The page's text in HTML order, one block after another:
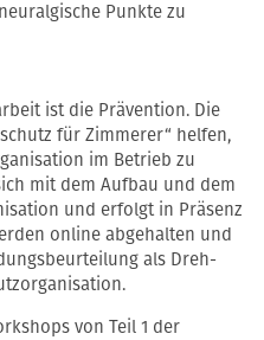
Punkte zu
ist die Prävention. Die
für Zimmerer“ helfen,
im Betrieb zu
mit dem Aufbau und dem
und erfolgt in Präsenz
online abgehalten und
als Dreh-
von Teil 1 der